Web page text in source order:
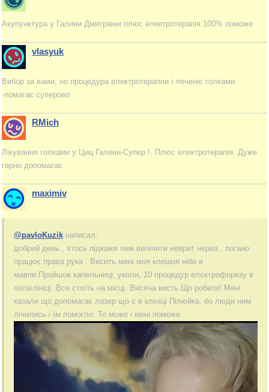
Акупунктура у Галини Дмитрівни плюс електротерапія 100% поможе
vlasyuk
Вибор за вами, но процедура електротерапии і леченіє голками
-помагає суперово
RMich
Лікування голками у Циц Галини-Супер !. Плюс електротерапія. Дуже
гарно допомагає
maximiv
@pavloKuzik написал:
добрий день , хтось підкаже чим вилічити неврит нерва , погано
працює права рука . Висить мені моя клешня ніби в
мавпи.Пройшов капельниці, уколи, 10 процедур елєктрофорезу в
поліклініці .Все стоїть на місці. Висяча кисть.Що робити! Мені
казали що допомагає лазер що є в клініці Пілюйка, бо люди ним
лічились і їм помогло. То може і мені поможе.